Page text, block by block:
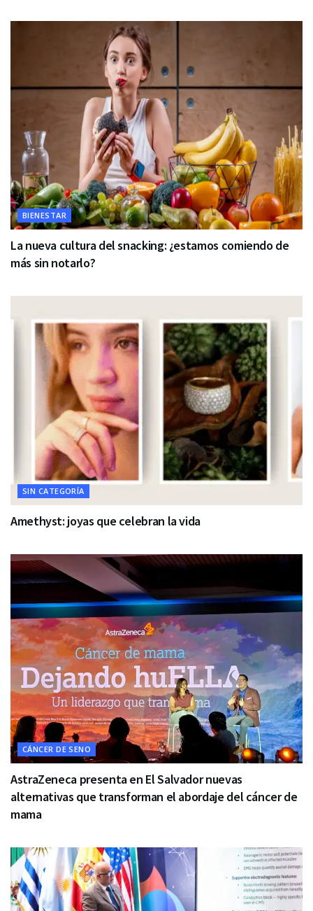
BIENESTAR
La nueva cultura del snacking: ¿estamos comiendo de
más sin notarlo?
SIN CATEGORÍA
Amethyst: joyas que celebran la vida
CÁNCER DE SENO
AstraZeneca presenta en El Salvador nuevas
alternativas que transforman el abordaje del cáncer de
mama